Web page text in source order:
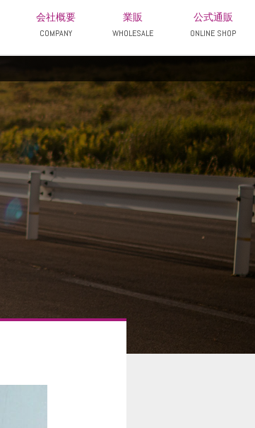
会社概要
COMPANY
業販
WHOLESALE
公式通販
ONLINE SHOP